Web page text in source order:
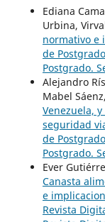
Ediana
Urbina,
normativo e
de
Postgrado.
Alejandro
Mabel Sáenz,
Venezuela,
seguridad
de
Postgrado.
Ever
Canasta
e
Revista